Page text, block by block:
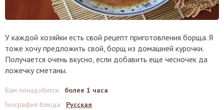
У каждой хозяйки есть свой рецепт приготовления борща. Я
тоже хочу предложить свой, борщ из домашней курочки.
Получается очень вкусно, если добавить еще чесночек да
ложечку сметаны.
Вам понадобится:
более 1 часа
География блюда:
Русская